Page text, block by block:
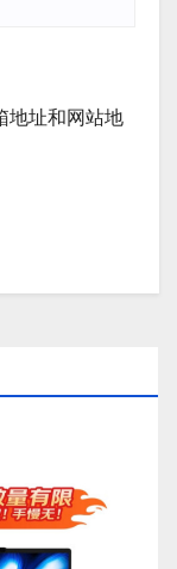
地址和网站地